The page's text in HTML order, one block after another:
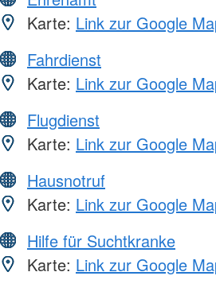
Karte: Link zur Google
Fahrdienst
Karte: Link zur Google
Flugdienst
Karte: Link zur Google
Hausnotruf
Karte: Link zur Google
Hilfe für Suchtkranke
Karte: Link zur Google